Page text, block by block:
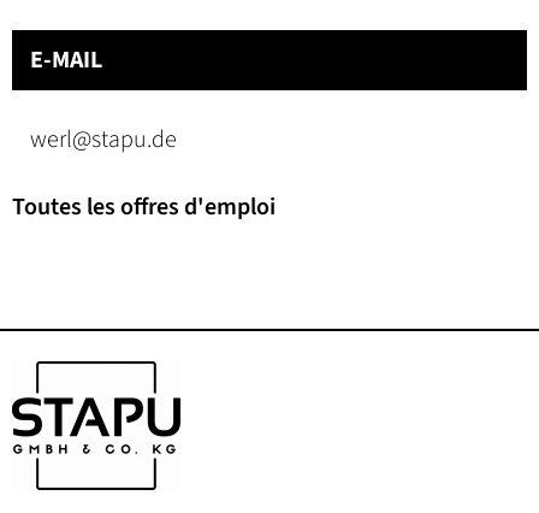
E-MAIL
werl@stapu.de
Toutes les offres d'emploi